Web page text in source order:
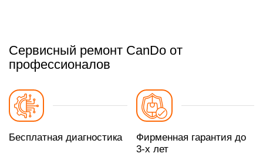
Сервисный ремонт CanDo от
профессионалов
Бесплатная диагностика
Фирменная гарантия до
3-х лет